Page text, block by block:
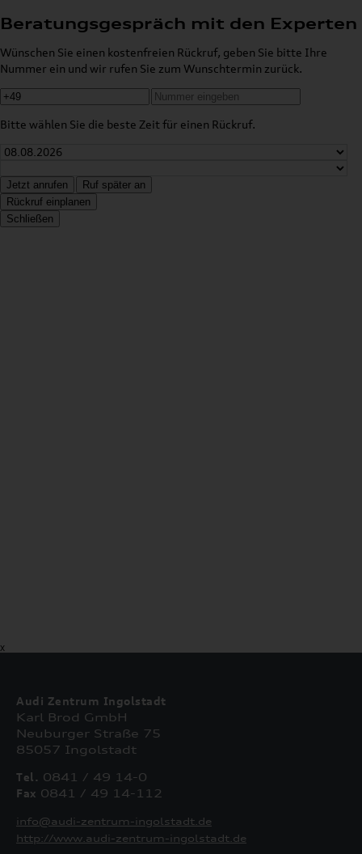
Beratungsgespräch mit den Experten
Wünschen Sie einen kostenfreien Rückruf, geben Sie bitte Ihre
Nummer ein und wir rufen Sie zum Wunschtermin zurück.
Bitte wählen Sie die beste Zeit für einen Rückruf.
Jetzt anrufen
Ruf später an
Rückruf einplanen
Schließen
X
Audi Zentrum Ingolstadt
Karl Brod GmbH
Neuburger Straße 75
85057 Ingolstadt
Tel. 0841 / 49 14-0
Fax 0841 / 49 14-112
info@audi-zentrum-ingolstadt.de
http://www.audi-zentrum-ingolstadt.de